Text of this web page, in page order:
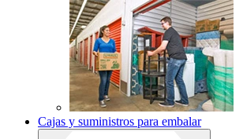
Cajas y suministros para embalar